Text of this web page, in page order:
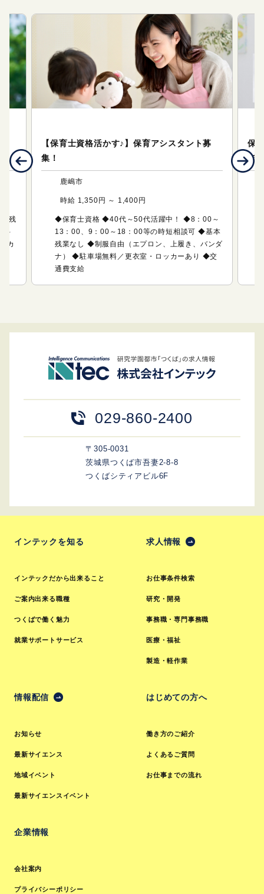
◆残
料
カ
【保育士資格活かす♪】保育アシスタント募
集！
鹿嶋市
時給 1,350円 ～ 1,400円
◆保育士資格 ◆40代～50代活躍中！ ◆8：00～
13：00、9：00～18：00等の時短相談可 ◆基本
残業なし ◆制服自由（エプロン、上履き、バンダ
ナ） ◆駐車場無料／更衣室・ロッカーあり ◆交
通費支給
保
で
029-860-2400
〒305-0031
茨城県つくば市吾妻2-8-8
つくばシティアビル6F
インテックを知る
インテックだから出来ること
ご案内出来る職種
つくばで働く魅力
就業サポートサービス
求人情報
お仕事条件検索
研究・開発
事務職・専門事務職
医療・福祉
製造・軽作業
情報配信
お知らせ
最新サイエンス
地域イベント
最新サイエンスイベント
はじめての方へ
働き方のご紹介
よくあるご質問
お仕事までの流れ
企業情報
会社案内
プライバシーポリシー